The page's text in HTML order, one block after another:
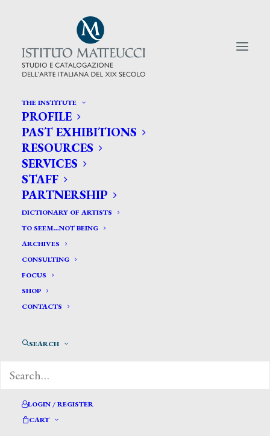
THE INSTITUTE
PROFILE
PAST EXHIBITIONS
RESOURCES
SERVICES
STAFF
PARTNERSHIP
DICTIONARY OF ARTISTS
TO SEEM…NOT BEING
ARCHIVES
CONSULTING
FOCUS
SHOP
CONTACTS
SEARCH
LOGIN / REGISTER
CART
CERCA TRA GLI ARTISTI:
Search
for:
Sampietro Francesco *
Garlasco (Pavia) 1815 – ? 1892
trasferì a Torino, dove insegnò all’Accademia
Albertina (1860) e dove espose fino al 1884. Le